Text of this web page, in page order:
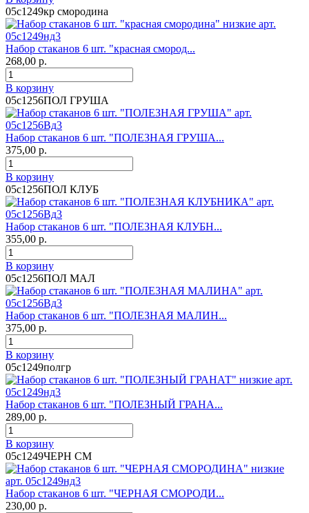
05с1249кр смородина
Набор стаканов 6 шт. "красная смород...
268,00 р.
В корзину
05с1256ПОЛ ГРУША
Набор стаканов 6 шт. "ПОЛЕЗНАЯ ГРУША...
375,00 р.
В корзину
05с1256ПОЛ КЛУБ
Набор стаканов 6 шт. "ПОЛЕЗНАЯ КЛУБН...
355,00 р.
В корзину
05с1256ПОЛ МАЛ
Набор стаканов 6 шт. "ПОЛЕЗНАЯ МАЛИН...
375,00 р.
В корзину
05с1249полгр
Набор стаканов 6 шт. "ПОЛЕЗНЫЙ ГРАНА...
289,00 р.
В корзину
05с1249ЧЕРН СМ
Набор стаканов 6 шт. "ЧЕРНАЯ СМОРОДИ...
230,00 р.